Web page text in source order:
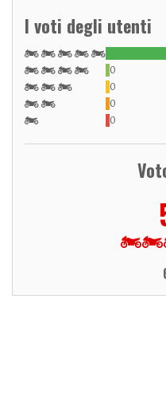
I voti degli utenti
0
0
0
0